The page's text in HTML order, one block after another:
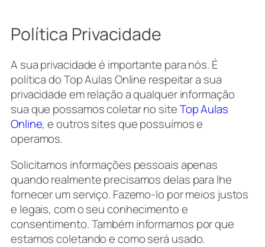
Política Privacidade
A sua privacidade é importante para nós. É
política do Top Aulas Online respeitar a sua
privacidade em relação a qualquer informação
sua que possamos coletar no siteTop Aulas
Online, e outros sites que possuímos e
operamos.
Solicitamos informações pessoais apenas
quando realmente precisamos delas para lhe
fornecer um serviço. Fazemo-lo por meios justos
e legais, com o seu conhecimento e
consentimento. Também informamos por que
estamos coletando e como será usado.